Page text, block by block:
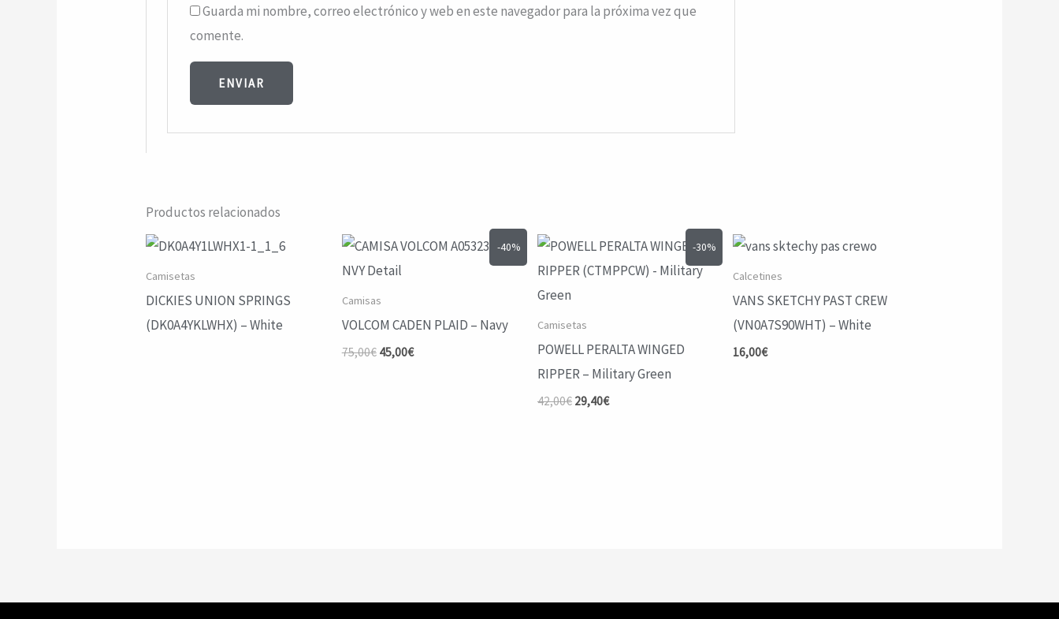
Guarda mi nombre, correo electrónico y web en este navegador para la próxima vez que
comente.
Productos relacionados
Camisetas
DICKIES UNION SPRINGS
(DK0A4YKLWHX) – White
-40%
Camisas
VOLCOM CADEN PLAID – Navy
75,00€ El
45,00€El
-30%
Camisetas
POWELL PERALTA WINGED
RIPPER – Military Green
42,00€ El
29,40€El
Calcetines
VANS SKETCHY PAST CREW
(VN0A7S90WHT) – White
16,00€